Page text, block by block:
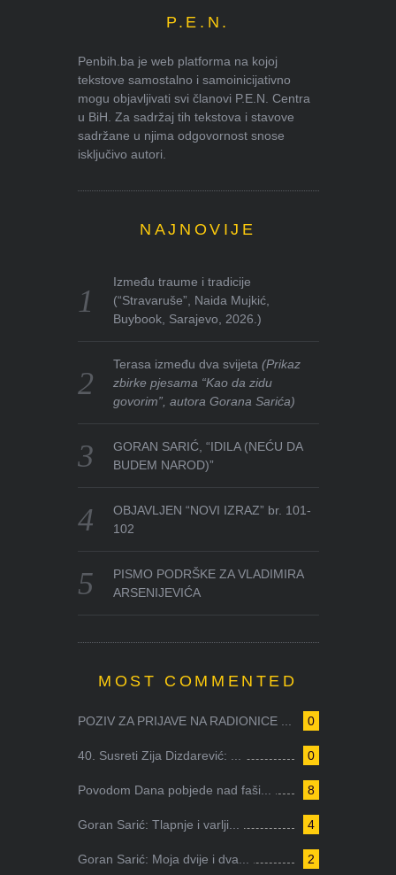
P.E.N.
Penbih.ba je web platforma na kojoj
tekstove samostalno i samoinicijativno
mogu objavljivati svi članovi P.E.N. Centra
u BiH. Za sadržaj tih tekstova i stavove
sadržane u njima odgovornost snose
isključivo autori.
NAJNOVIJE
Između traume i tradicije
(“Stravaruše”, Naida Mujkić,
Buybook, Sarajevo, 2026.)
Terasa između dva svijeta(Prikaz
zbirke pjesama “Kao da zidu
govorim”, autora Gorana Sarića)
GORAN SARIĆ, “IDILA (NEĆU DA
BUDEM NAROD)”
OBJAVLJEN “NOVI IZRAZ” br. 101-
102
PISMO PODRŠKE ZA VLADIMIRA
ARSENIJEVIĆA
MOST COMMENTED
0
POZIV ZA PRIJAVE NA RADIONICE ...
0
40. Susreti Zija Dizdarević: ...
8
Povodom Dana pobjede nad faši...
4
Goran Sarić: Tlapnje i varlji...
2
Goran Sarić: Moja dvije i dva...